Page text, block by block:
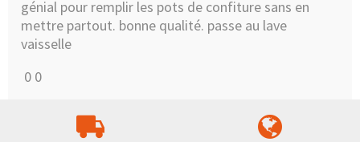
génial pour remplir les pots de confiture sans en
mettre partout. bonne qualité. passe au lave
vaisselle
0 0